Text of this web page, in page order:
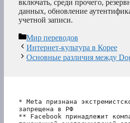
включать, среди прочего,
данных, обновление
учетной записи.
Рубрики
Мир переводов
Интернет-культура в Корее
Основные различия между
* Meta признана
запрещена в РФ
** Facebook принадлежит